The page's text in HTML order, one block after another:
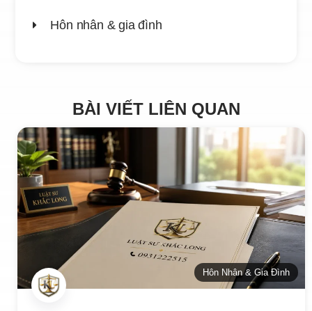
Hôn nhân & gia đình
BÀI VIẾT LIÊN QUAN
Hôn Nhân & Gia Đình